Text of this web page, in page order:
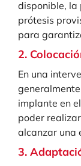
disponible, la
prótesis
para
2.
En una
implante en
poder
alcanzar una
3.